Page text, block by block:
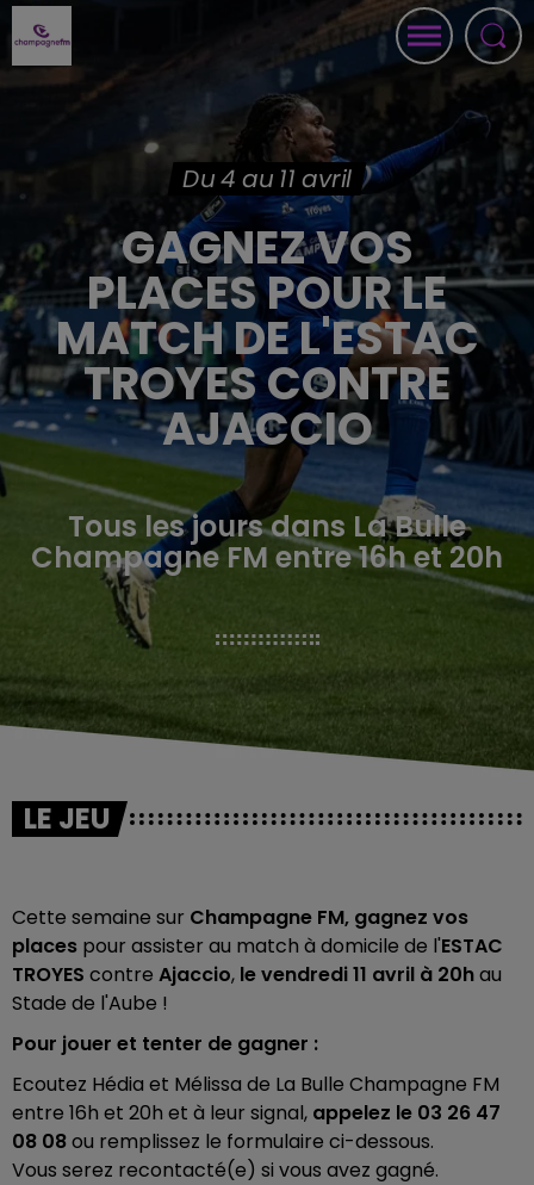
Du 4 au 11 avril
GAGNEZ VOS
PLACES POUR LE
MATCH DE L'ESTAC
TROYES CONTRE
AJACCIO
Tous les jours dans La Bulle
Champagne FM entre 16h et 20h
LE JEU
Cette semaine sur Champagne FM, gagnez vos
places pour assister au match à domicile de l'ESTAC
TROYES contre Ajaccio, le vendredi 11 avril à 20hau
Stade de l'Aube !
Pour jouer et tenter de gagner :
Ecoutez Hédia et Mélissa de La Bulle Champagne FM
entre 16h et 20h et à leur signal, appelez le 03 26 47
08 08ou remplissez le formulaire ci-dessous.
Vous serez recontacté(e) si vous avez gagné.